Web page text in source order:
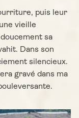
puis leur
vieille
sa
Dans son
silencieux.
gravé dans ma